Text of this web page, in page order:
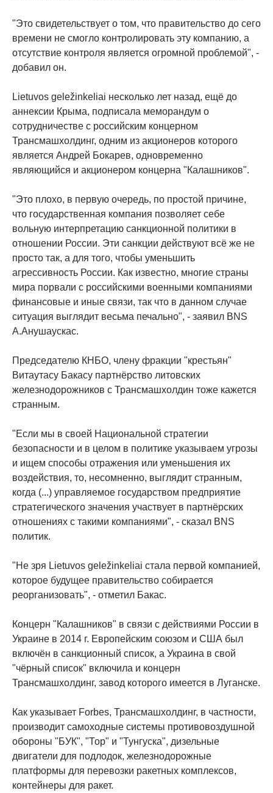
"Это свидетельствует о том, что правительство до сего
времени не смогло контролировать эту компанию, а
отсутствие контроля является огромной проблемой", -
добавил он.
Lietuvos geležinkeliai несколько лет назад, ещё до
аннексии Крыма, подписала меморандум о
сотрудничестве с российским концерном
Трансмашхолдинг, одним из акционеров которого
является Андрей Бокарев, одновременно
являющийся и акционером концерна "Калашников".
"Это плохо, в первую очередь, по простой причине,
что государственная компания позволяет себе
вольную интерпретацию санкционной политики в
отношении России. Эти санкции действуют всё же не
просто так, а для того, чтобы уменьшить
агрессивность России. Как известно, многие страны
мира порвали с российскими военными компаниями
финансовые и иные связи, так что в данном случае
ситуация выглядит весьма печально", - заявил BNS
А.Анушаускас.
Председателю КНБО, члену фракции "крестьян"
Витаутасу Бакасу партнёрство литовских
железнодорожников с Трансмашхолдин тоже кажется
странным.
"Если мы в своей Национальной стратегии
безопасности и в целом в политике указываем угрозы
и ищем способы отражения или уменьшения их
воздействия, то, несомненно, выглядит странным,
когда (...) управляемое государством предприятие
стратегического значения участвует в партнёрских
отношениях с такими компаниями", - сказал BNS
политик.
"Не зря Lietuvos geležinkeliai стала первой компанией,
которое будущее правительство собирается
реорганизовать", - отметил Бакас.
Концерн "Калашников" в связи с действиями России в
Украине в 2014 г. Европейским союзом и США был
включён в санкционный список, а Украина в свой
"чёрный список" включила и концерн
Трансмашхолдинг, завод которого имеется в Луганске.
Как указывает Forbes, Трансмашхолдинг, в частности,
производит самоходные системы противовоздушной
обороны "БУК", "Тор" и "Тунгуска", дизельные
двигатели для подлодок, железнодорожные
платформы для перевозки ракетных комплексов,
контейнеры для ракет.